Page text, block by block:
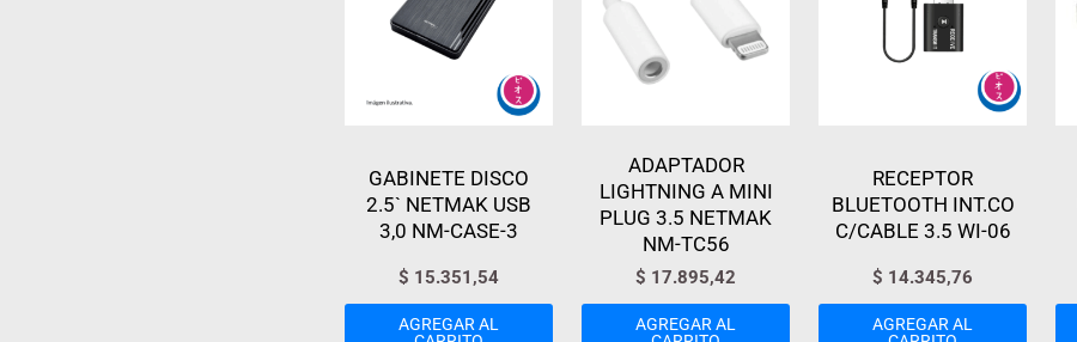
GABINETE DISCO
2.5` NETMAK USB
3,0 NM-CASE-3
$ 15.351,54
AGREGAR AL
ADAPTADOR
LIGHTNING A MINI
PLUG 3.5 NETMAK
NM-TC56
$ 17.895,42
AGREGAR AL
RECEPTOR
BLUETOOTH INT.CO
C/CABLE 3.5 WI-06
$ 14.345,76
AGREGAR AL